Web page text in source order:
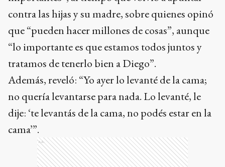
contra las hijas y su madre, sobre quienes opinó
que “pueden hacer millones de cosas”, aunque
“lo importante es que estamos todos juntos y
tratamos de tenerlo bien a Diego”.
Además, reveló: “Yo ayer lo levanté de la cama;
no quería levantarse para nada. Lo levanté, le
dije: ‘te levantás de la cama, no podés estar en la
cama’”.
Ads